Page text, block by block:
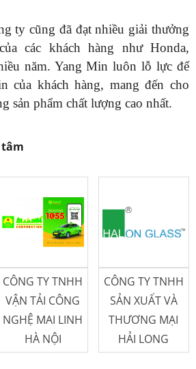
ty cũng đã đạt nhiều giải thưởng
các khách hàng như Honda,
năm. Yang Min luôn lỗ lực để
của khách hàng, mang đến cho
sản phẩm chất lượng cao nhất.
tâm
CÔNG TY TNHH
VẬN TẢI CÔNG
NGHỆ MAI LINH
HÀ NỘI
CÔNG TY TNHH
SẢN XUẤT VÀ
THƯƠNG MẠI
HẢI LONG